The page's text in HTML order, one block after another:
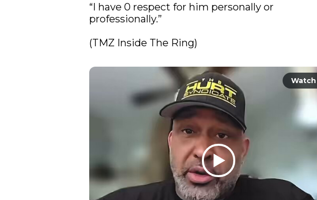
“I have 0 respect for him personally or
professionally.”
(TMZ Inside The Ring)
Watch